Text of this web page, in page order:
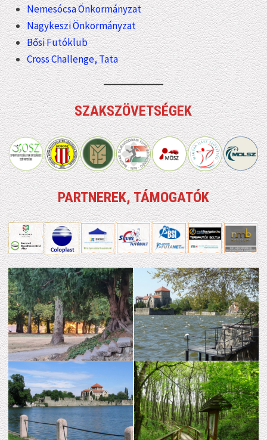
Nemesócsa Önkormányzat
Nagykeszi Önkormányzat
Bősi Futóklub
Cross Challenge, Tata
SZAKSZÖVETSÉGEK
PARTNEREK, TÁMOGATÓK